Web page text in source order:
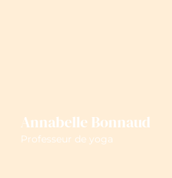
Annabelle Bonnaud
Professeur de yoga